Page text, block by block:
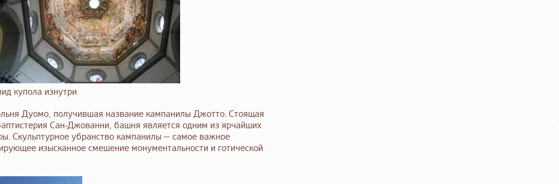
купола изнутри
Дуомо, получившая название кампанилы Джотто. Стоящая
Сан-Джованни, башня является одним из ярчайших
Скульптурное убранство кампанилы — самое важное
изысканное смешение монументальности и готической